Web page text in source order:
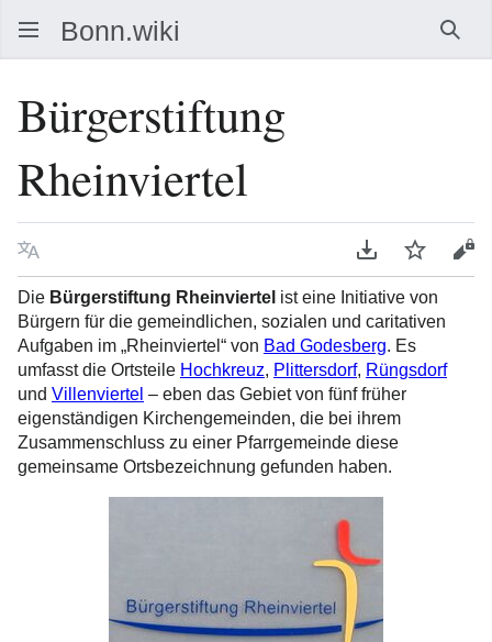
Bürgerstiftung
Rheinviertel
Sprache PDF
Die Bürgerstiftung Rheinviertel ist eine Initiative von
Bürgern für die gemeindlichen, sozialen und caritativen
Aufgaben im „Rheinviertel“ von Bad Godesberg. Es
umfasst die Ortsteile Hochkreuz, Plittersdorf, Rüngsdorf
und Villenviertel – eben das Gebiet von fünf früher
eigenständigen Kirchengemeinden, die bei ihrem
Zusammenschluss zu einer Pfarrgemeinde diese
gemeinsame Ortsbezeichnung gefunden haben.